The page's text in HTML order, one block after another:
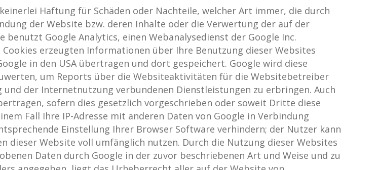
Haftung für Schäden oder Nachteile, welcher Art immer, die durch
der Website bzw. deren Inhalte oder die Verwertung der auf der
Google Analytics, einen Webanalysedienst der Google Inc.
Cookies erzeugten Informationen über Ihre Benutzung dieser Websites
in den USA übertragen und dort gespeichert. Google wird diese
um Reports über die Websiteaktivitäten für die Websitebetreiber
der Internetnutzung verbundenen Dienstleistungen zu erbringen. Auch
sofern dies gesetzlich vorgeschrieben oder soweit Dritte diese
Fall Ihre IP-Adresse mit anderen Daten von Google in Verbindung
Einstellung Ihrer Browser Software verhindern; der Nutzer kann
dieser Website voll umfänglich nutzen. Durch die Nutzung dieser Websites
Daten durch Google in der zuvor beschriebenen Art und Weise und zu